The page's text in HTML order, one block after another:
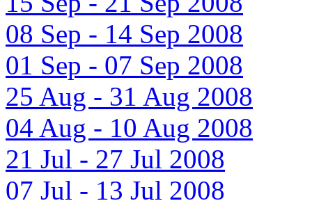
08 Sep - 14 Sep 2008
01 Sep - 07 Sep 2008
25 Aug - 31 Aug 2008
04 Aug - 10 Aug 2008
21 Jul - 27 Jul 2008
07 Jul - 13 Jul 2008